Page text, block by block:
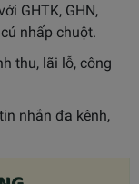
GHTK, GHN,
nhấp chuột.
thu, lãi lỗ, công
nhắn đa kênh,